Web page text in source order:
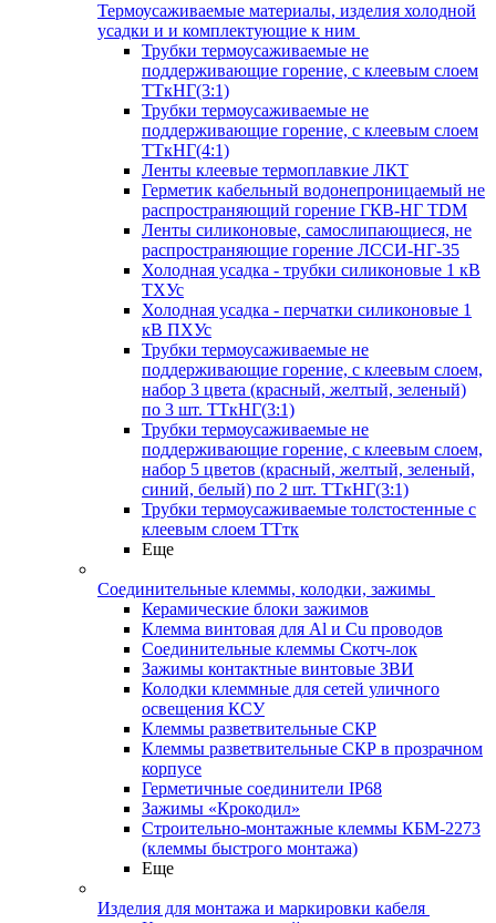
Термоусаживаемые материалы, изделия холодной
усадки и и комплектующие к ним
Трубки термоусаживаемые не
поддерживающие горение, с клеевым слоем
ТТкНГ(3:1)
Трубки термоусаживаемые не
поддерживающие горение, с клеевым слоем
ТТкНГ(4:1)
Ленты клеевые термоплавкие ЛКТ
Герметик кабельный водонепроницаемый не
распространяющий горение ГКВ-НГ TDM
Ленты силиконовые, самослипающиеся, не
распространяющие горение ЛССИ-НГ-35
Холодная усадка - трубки силиконовые 1 кВ
ТХУс
Холодная усадка - перчатки силиконовые 1
кВ ПХУс
Трубки термоусаживаемые не
поддерживающие горение, с клеевым слоем,
набор 3 цвета (красный, желтый, зеленый)
по 3 шт. ТТкНГ(3:1)
Трубки термоусаживаемые не
поддерживающие горение, с клеевым слоем,
набор 5 цветов (красный, желтый, зеленый,
синий, белый) по 2 шт. ТТкНГ(3:1)
Трубки термоусаживаемые толстостенные с
клеевым слоем ТТтк
Еще
Соединительные клеммы, колодки, зажимы
Керамические блоки зажимов
Клемма винтовая для Al и Cu проводов
Соединительные клеммы Скотч-лок
Зажимы контактные винтовые ЗВИ
Колодки клеммные для сетей уличного
освещения КСУ
Клеммы разветвительные СКР
Клеммы разветвительные СКР в прозрачном
корпусе
Герметичные соединители IP68
Зажимы «Крокодил»
Строительно-монтажные клеммы КБМ-2273
(клеммы быстрого монтажа)
Еще
Изделия для монтажа и маркировки кабеля